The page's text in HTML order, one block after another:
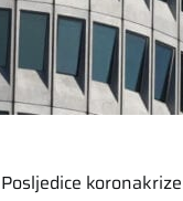
Posljedice